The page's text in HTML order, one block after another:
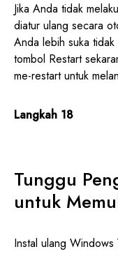
Jika Anda tidak
diatur ulang secara
Anda lebih suka
tombol Restart
me-restart untuk
Langkah 18
Tunggu
untuk
Instal ulang